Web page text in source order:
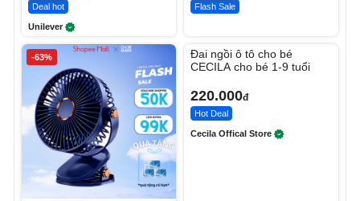
Deal hot
Unilever
Flash Sale
-63%
Đai ngồi ô tô cho bé
CECILA cho bé 1-9 tuổi
220.000đ
Hot Deal
Cecila Offical Store